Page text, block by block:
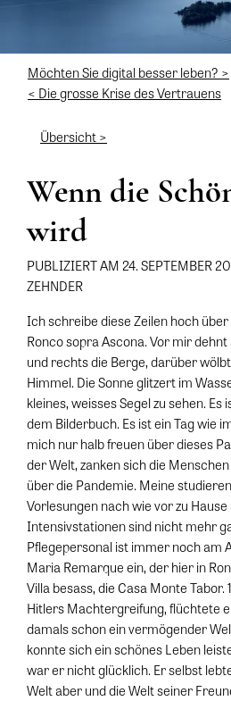
Möchten Sie digital besser leben? >
< Die grosse Krise des Vertrauens
Übersicht >
Wenn die
wird
PUBLIZIERT AM 24. SEPTEMBER
ZEHNDER
Ich schreibe diese Zeilen hoch
Ronco sopra Ascona. Vor mir
und rechts die Berge, darüber
Himmel. Die Sonne glitzert im
kleines, weisses Segel zu sehen.
dem Bilderbuch. Es ist ein Tag wie
mich nur halb freuen über dieses
der Welt, zanken sich die
über die Pandemie. Meine
Vorlesungen nach wie vor zu
Intensivstationen sind nicht mehr
Pflegepersonal ist immer noch am
Maria Remarque ein, der hier in
Villa besass, die Casa Monte Tabor.
Hitlers Machtergreifung, flüchtete
damals schon ein vermögender
konnte sich ein schönes Leben
war er nicht glücklich. Er selbst
Welt aber und die Welt seiner